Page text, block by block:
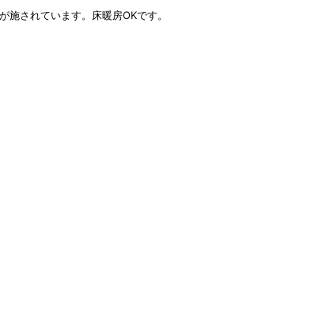
施されています。床暖房OKです。